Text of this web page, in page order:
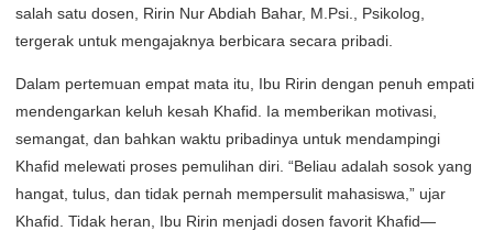
salah satu dosen, Ririn Nur Abdiah Bahar, M.Psi., Psikolog,
tergerak untuk mengajaknya berbicara secara pribadi.
Dalam pertemuan empat mata itu, Ibu Ririn dengan penuh empati
mendengarkan keluh kesah Khafid. Ia memberikan motivasi,
semangat, dan bahkan waktu pribadinya untuk mendampingi
Khafid melewati proses pemulihan diri. “Beliau adalah sosok yang
hangat, tulus, dan tidak pernah mempersulit mahasiswa,” ujar
Khafid. Tidak heran, Ibu Ririn menjadi dosen favorit Khafid—